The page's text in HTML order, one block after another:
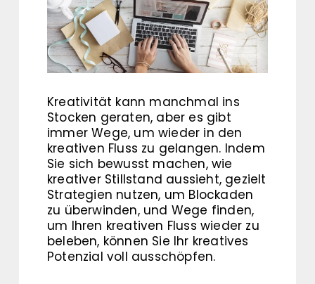
Kreativität kann manchmal ins
Stocken geraten, aber es gibt
immer Wege, um wieder in den
kreativen Fluss zu gelangen. Indem
Sie sich bewusst machen, wie
kreativer Stillstand aussieht, gezielt
Strategien nutzen, um Blockaden
zu überwinden, und Wege finden,
um Ihren kreativen Fluss wieder zu
beleben, können Sie Ihr kreatives
Potenzial voll ausschöpfen.